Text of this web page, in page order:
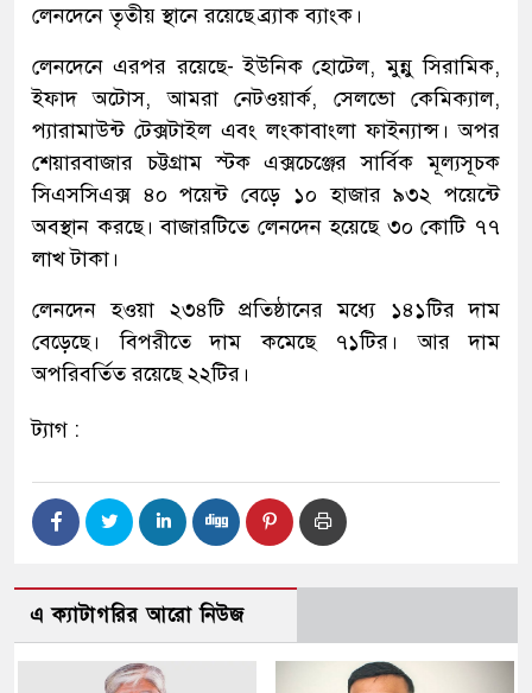
লেনদেনে তৃতীয় স্থানে রয়েছে ব্র্যাক ব্যাংক।
লেনদেনে এরপর রয়েছে- ইউনিক হোটেল, মুন্নু সিরামিক,
ইফাদ অটোস, আমরা নেটওয়ার্ক, সেলভো কেমিক্যাল,
প্যারামাউন্ট টেক্সটাইল এবং লংকাবাংলা ফাইন্যান্স। অপর
শেয়ারবাজার চট্টগ্রাম স্টক এক্সচেঞ্জের সার্বিক মূল্যসূচক
সিএসসিএক্স ৪০ পয়েন্ট বেড়ে ১০ হাজার ৯৩২ পয়েন্টে
অবস্থান করছে। বাজারটিতে লেনদেন হয়েছে ৩০ কোটি ৭৭
লাখ টাকা।
লেনদেন হওয়া ২৩৪টি প্রতিষ্ঠানের মধ্যে ১৪১টির দাম
বেড়েছে। বিপরীতে দাম কমেছে ৭১টির। আর দাম
অপরিবর্তিত রয়েছে ২২টির।
ট্যাগ :
এ ক্যাটাগরির আরো নিউজ